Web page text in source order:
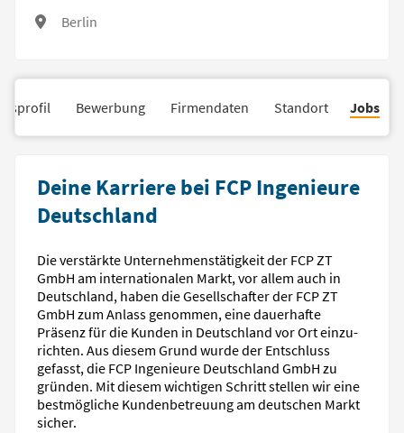
Berlin
Bewerbung Firmendaten Standort Jobs
Deine Karriere bei FCP Ingenieure
Deutschland
Die verstärkte Unter­nehmens­tätig­keit der FCP ZT
GmbH am inter­nationalen Markt, vor allem auch in
Deutsch­­land, haben die Gesell­schafter der FCP ZT
GmbH zum Anlass genommen, eine dauer­hafte
Präsenz für die Kunden in Deutsch­­land vor Ort ein­zu­
richten. Aus diesem Grund wurde der Entschluss
gefasst, die FCP Ingenieure Deutsch­land GmbH zu
gründen. Mit diesem wichtigen Schritt stellen wir eine
best­mögliche Kunden­betreuung am deutschen Markt
sicher.